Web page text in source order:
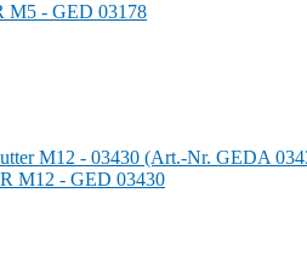
- GED 03178
M12 - GED 03430